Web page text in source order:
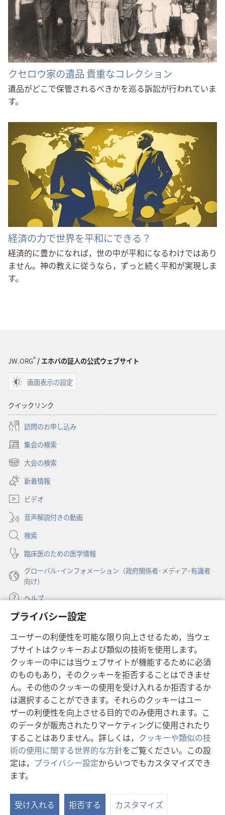
プライバシー設定
ユーザーの利便性を可能な限り向上させるため，当ウェ
ブサイトはクッキーおよび類似の技術を使用します。
クッキーの中には当ウェブサイトが機能するために必須
のものもあり，そのクッキーを拒否することはできませ
ん。その他のクッキーの使用を受け入れるか拒否するか
は選択することができます。それらのクッキーはユー
ザーの利便性を向上させる目的でのみ使用されます。こ
のデータが販売されたりマーケティングに使用されたり
することはありません。詳しくは， クッキーや類似の技
術の使用に関する世界的な方針をご覧ください。この設
定は， プライバシー設定からいつでもカスタマイズでき
ます。
受け入れる 拒否する カスタマイズ
クセロウ家の遺品 貴重なコレクション
遺品がどこで保管されるべきかを巡る訴訟が行われていま
す。
経済の力で世界を平和にできる？
経済的に豊かになれば，世の中が平和になるわけではあり
ません。神の教えに従うなら，ずっと続く平和が実現しま
す。
JW.ORG®/ エホバの証人の公式ウェブサイト
画面表示の設定
クイックリンク
訪問のお申し込み
集会の検索
（新
し
タ
で
開
く）
大会の検索
（新
し
い
タ
ブ
で
開
く）
新着情報
ビデオ
音声解説付きの動画
検索
臨床医のための医学情報
グローバル･インフォメーション（政府関係者･メディア･有識者
向け）
ヘルプ
寄付
し
い
タ
ブ
で
開
く）
ものみの塔 オンライン・ライブラリー
（新
し
い
タ
ブ
で
開
く）
JW Hub ®
（新
し
い
タ
ブ
で
開
く）
JW Library
Watchtower Library®
Copyright
利用規約